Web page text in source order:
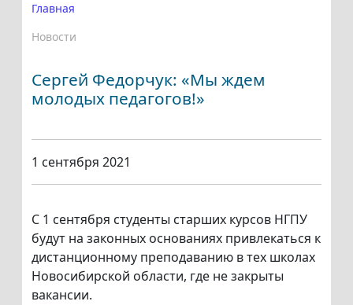
Главная
Новости
Сергей Федорчук: «Мы ждем
молодых педагогов!»
1 сентября 2021
С 1 сентября студенты старших курсов НГПУ
будут на законных основаниях привлекаться к
дистанционному преподаванию в тех школах
Новосибирской области, где не закрыты
вакансии.